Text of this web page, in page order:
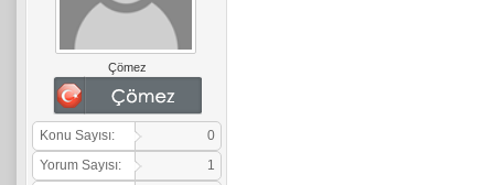
Çömez
Konu Sayısı:
0
Yorum Sayısı:
1